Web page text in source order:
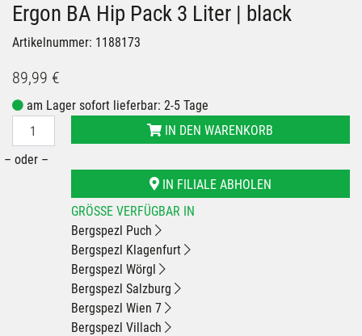
Ergon BA Hip Pack 3 Liter | black
Artikelnummer: 1188173
89,99 €
am Lager sofort lieferbar: 2-5 Tage
IN DEN WARENKORB
– oder –
IN FILIALE ABHOLEN
GRÖSSE VERFÜGBAR IN
Bergspezl Puch
Bergspezl Klagenfurt
Bergspezl Wörgl
Bergspezl Salzburg
Bergspezl Wien 7
Bergspezl Villach